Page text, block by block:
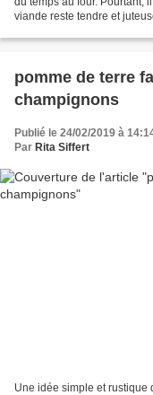
viande reste tendre et
pomme de terre
champignons
Publié le 24/02/2019 à
Par Rita Siffert
Une idée simple et rustique